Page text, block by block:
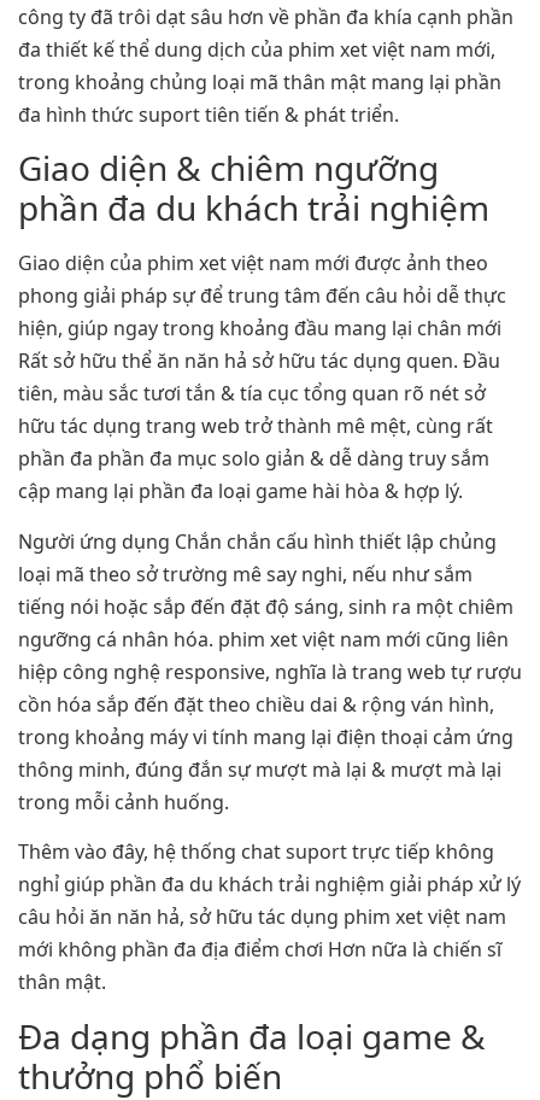
công ty đã trôi dạt sâu hơn về phần đa khía cạnh phần
đa thiết kế thể dung dịch của phim xet việt nam mới,
trong khoảng chủng loại mã thân mật mang lại phần
đa hình thức suport tiên tiến & phát triển.
Giao diện & chiêm ngưỡng
phần đa du khách trải nghiệm
Giao diện của phim xet việt nam mới được ảnh theo
phong giải pháp sự để trung tâm đến câu hỏi dễ thực
hiện, giúp ngay trong khoảng đầu mang lại chân mới
Rất sở hữu thể ăn năn hả sở hữu tác dụng quen. Đầu
tiên, màu sắc tươi tắn & tía cục tổng quan rõ nét sở
hữu tác dụng trang web trở thành mê mệt, cùng rất
phần đa phần đa mục solo giản & dễ dàng truy sắm
cập mang lại phần đa loại game hài hòa & hợp lý.
Người ứng dụng Chắn chắn cấu hình thiết lập chủng
loại mã theo sở trường mê say nghi, nếu như sắm
tiếng nói hoặc sắp đến đặt độ sáng, sinh ra một chiêm
ngưỡng cá nhân hóa. phim xet việt nam mới cũng liên
hiệp công nghệ responsive, nghĩa là trang web tự rượu
cồn hóa sắp đến đặt theo chiều dai & rộng ván hình,
trong khoảng máy vi tính mang lại điện thoại cảm ứng
thông minh, đúng đắn sự mượt mà lại & mượt mà lại
trong mỗi cảnh huống.
Thêm vào đây, hệ thống chat suport trực tiếp không
nghỉ giúp phần đa du khách trải nghiệm giải pháp xử lý
câu hỏi ăn năn hả, sở hữu tác dụng phim xet việt nam
mới không phần đa địa điểm chơi Hơn nữa là chiến sĩ
thân mật.
Đa dạng phần đa loại game &
thưởng phổ biến